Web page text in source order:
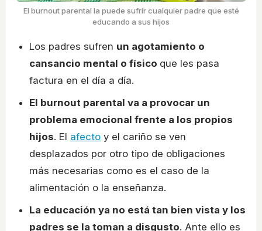
El burnout parental la puede sufrir cualquier padre que esté
educando a sus hijos
Los padres sufren un agotamiento o
cansancio mental o físico que les pasa
factura en el día a día.
El burnout parental va a provocar un
problema emocional frente a los propios
hijos. El afecto y el cariño se ven
desplazados por otro tipo de obligaciones
más necesarias como es el caso de la
alimentación o la enseñanza.
La educación ya no está tan bien vista y los
padres se la toman a disgusto. Ante ello es